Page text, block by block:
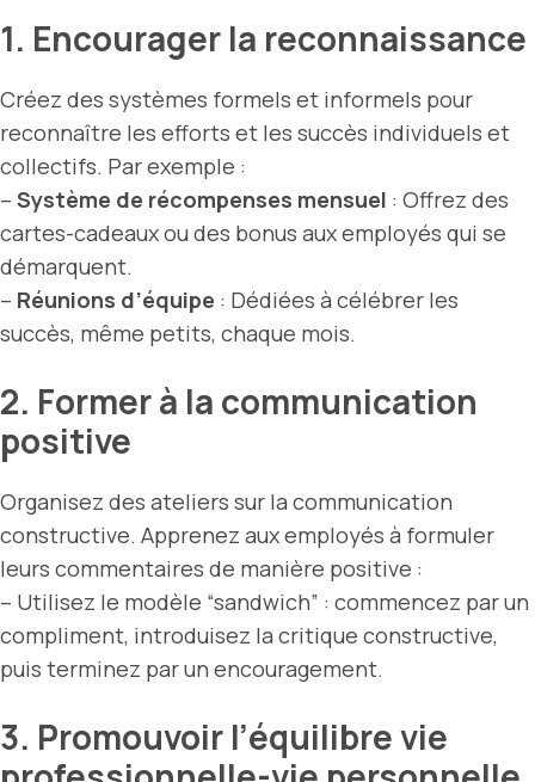
1. Encourager la reconnaissance
Créez des systèmes formels et informels pour
reconnaître les efforts et les succès individuels et
collectifs. Par exemple :
– Système de récompenses mensuel : Offrez des
cartes-cadeaux ou des bonus aux employés qui se
démarquent.
– Réunions d’équipe : Dédiées à célébrer les
succès, même petits, chaque mois.
2. Former à la communication
positive
Organisez des ateliers sur la communication
constructive. Apprenez aux employés à formuler
leurs commentaires de manière positive :
– Utilisez le modèle “sandwich” : commencez par un
compliment, introduisez la critique constructive,
puis terminez par un encouragement.
3. Promouvoir l’équilibre vie